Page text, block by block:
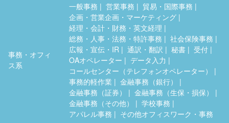
事務・オフィ
ス系
一般事務 営業事務
貿易・国際事務
企画・営業企画・マーケティング
経理・会計・財務・英文経理
総務・人事・法務・特許事務
社会保険事務
広報・宣伝・IR
通訳・翻訳 秘書
受付
OAオペレーター
データ入力
コールセンター（テレフォンオペレーター）
事務的軽作業
金融事務（銀行）
金融事務（証券）
金融事務（生保・損保）
金融事務（その他）
学校事務
アパレル事務
その他オフィスワーク・事務